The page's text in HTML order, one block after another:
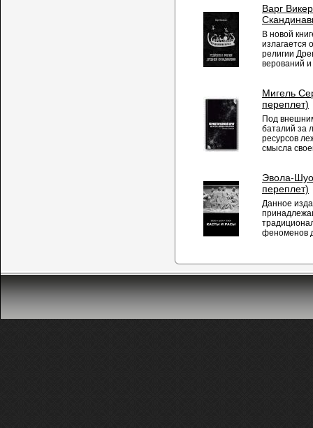
Варг
В новой
излагается
религии
верований и
Мигель
переплет)
Под
баталий за
ресурсов
смысла
Эвола-
переплет)
Данное
феноменов